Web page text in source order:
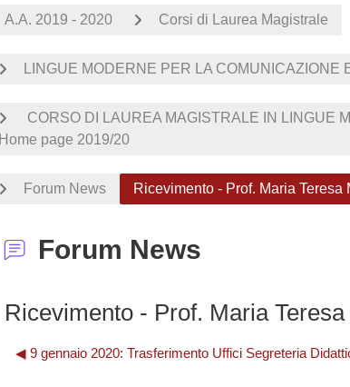
A.A. 2019 - 2020 Corsi di Laurea Magistrale
LINGUE MODERNE PER LA
CORSO DI LAUREA MAGISTRALE IN LINGUE
Home page 2019/20
Forum News Ricevimento - Prof. Maria Teresa
Forum News
Ricevimento - Prof. Maria
◀︎ 9 gennaio 2020: Trasferimento Uffici Segreteria